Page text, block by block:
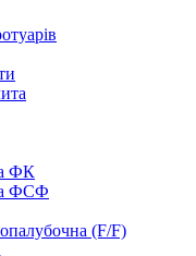
ФК
ФСФ
(F/F)